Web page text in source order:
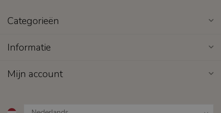
Categorieën
Informatie
Mijn account